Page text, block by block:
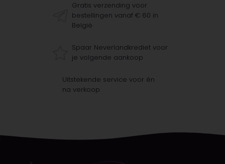
Gratis verzending voor
bestellingen vanaf € 60 in
België
Spaar Neverlandkrediet voor
je volgende aankoop
Uitstekende service voor én
na verkoop